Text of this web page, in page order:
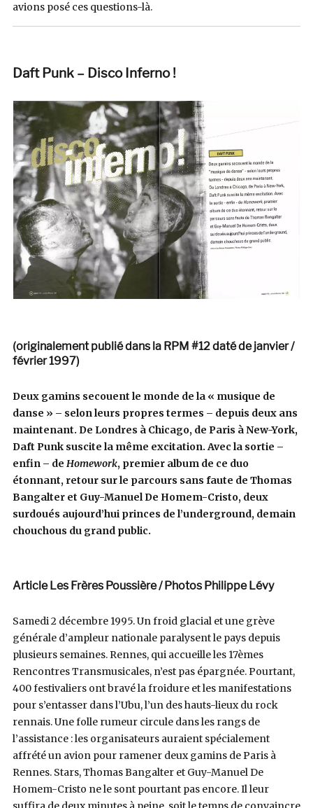
avions posé ces questions-là.
Daft Punk – Disco Inferno !
(originalement publié dans la RPM #12 daté de janvier /
février 1997)
Deux gamins secouent le monde de la « musique de
danse » – selon leurs propres termes – depuis deux ans
maintenant. De Londres à Chicago, de Paris à New-York,
Daft Punk suscite la même excitation. Avec la sortie –
enfin – de Homework, premier album de ce duo
étonnant, retour sur le parcours sans faute de Thomas
Bangalter et Guy-Manuel De Homem-Cristo, deux
surdoués aujourd’hui princes de l’underground, demain
chouchous du grand public.
Article Les Frères Poussière / Photos Philippe Lévy
Samedi 2 décembre 1995. Un froid glacial et une grève
générale d’ampleur nationale paralysent le pays depuis
plusieurs semaines. Rennes, qui accueille les 17èmes
Rencontres Transmusicales, n’est pas épargnée. Pourtant,
400 festivaliers ont bravé la froidure et les manifestations
pour s’entasser dans l’Ubu, l’un des hauts-lieux du rock
rennais. Une folle rumeur circule dans les rangs de
l’assistance : les organisateurs auraient spécialement
affrété un avion pour ramener deux gamins de Paris à
Rennes. Stars, Thomas Bangalter et Guy-Manuel De
Homem-Cristo ne le sont pourtant pas encore. Il leur